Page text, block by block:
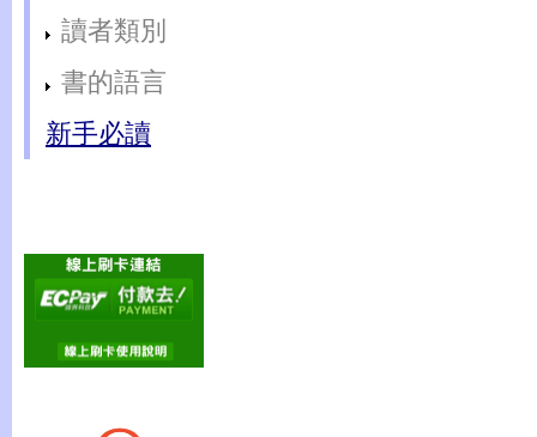
讀者類別
書的語言
新手必讀